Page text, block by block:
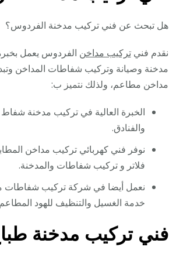
هل تبحث عن فني تركيب مدخنة الفردوس؟
نقدم فنيتركيب مداخن الفردوس يعمل
مدخنة وصيانة وتركيب شفاطات المداخن
مداخن مطاعم، ولذلك نتميز ب:
الخبرة العالية في تركيب مدخنة
والفنادق.
نوفر فني كهربائي تركيب مداخن
فلاتر و تركيب شفاطات والمدخنة.
نعمل أيضا في شركة تركيب شفاطات
خدمة الغسيل والتنظيف للهود المطاعم
فني تركيب مدخنة